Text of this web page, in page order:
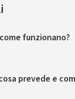
funzionano?
prevede e